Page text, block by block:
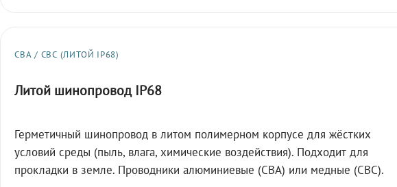
СВА / СВС (ЛИТОЙ IP68)
Литой шинопровод IP68
Герметичный шинопровод в литом полимерном корпусе для жёстких
условий среды (пыль, влага, химические воздействия). Подходит для
прокладки в земле. Проводники алюминиевые (СВА) или медные (СВС).